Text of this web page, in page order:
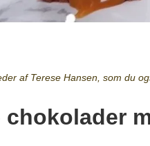
af Terese Hansen, som du
chokolader